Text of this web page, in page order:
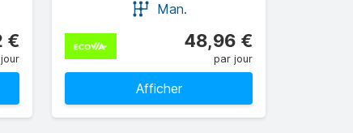
€
Man.
48,96 €
par jour
Afficher